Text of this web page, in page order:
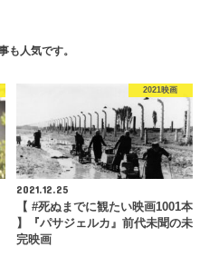
も人気です。
2021映画
2021.12.25
【 #死ぬまでに観たい映画1001本
】『パサジェルカ』前代未聞の未
完映画